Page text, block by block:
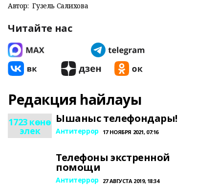
Автор: Гузель Салихова
Читайте нас
Редакция һайлауы
1723 көнө
элек
Ышаныс телефондары!
Антитеррор 17 НОЯБРЯ 2021, 07:16
Телефоны экстренной
помощи
Антитеррор 27 АВГУСТА 2019, 18:34